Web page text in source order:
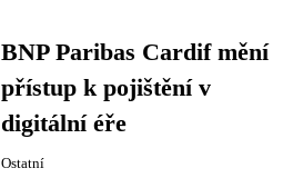
BNP Paribas Cardif mění
přístup k pojištění v
digitální éře
Ostatní